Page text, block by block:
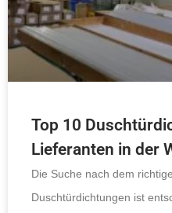
Top 10
Lieferanten in der
Die Suche nach dem
Duschtürdichtungen ist